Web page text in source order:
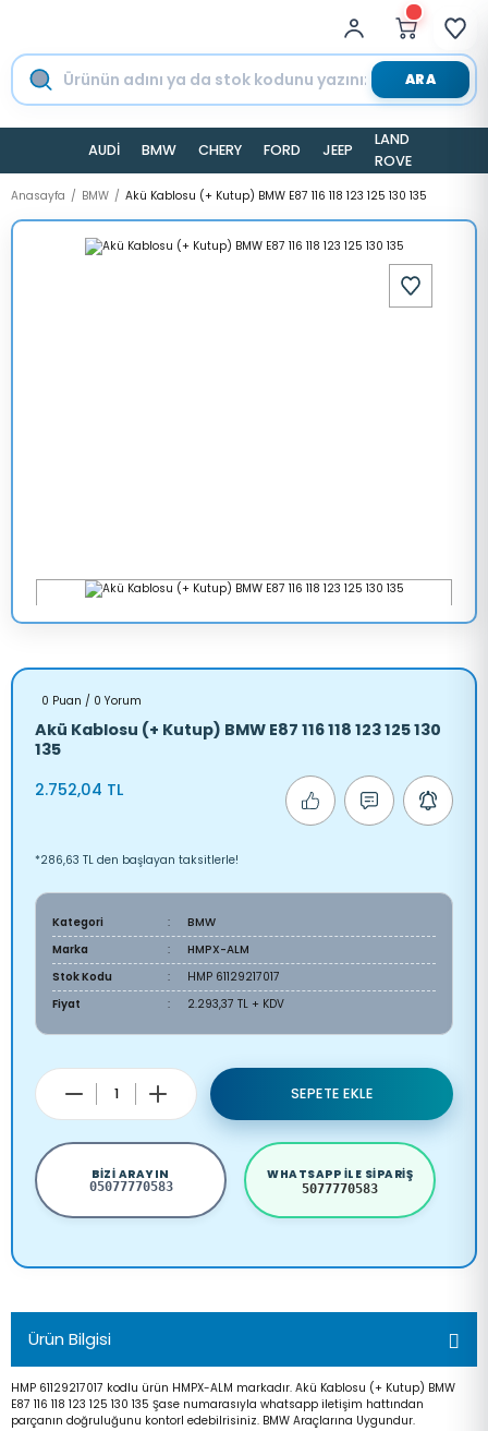
ARA
AUDİ BMW CHERY FORD JEEP
LAND
ROVER
Anasayfa BMW Akü Kablosu (+ Kutup) BMW E87 116 118 123 125 130 135
0 Puan / 0 Yorum
Akü Kablosu (+ Kutup) BMW E87 116 118 123 125 130
135
2.752,04 TL
*286,63 TL den başlayan taksitlerle!
Kategori
BMW
Marka
HMPX-ALM
Stok Kodu
HMP 61129217017
Fiyat
2.293,37 TL + KDV
SEPETE EKLE
BIZI ARAYIN
05077770583
WHATSAPP ILE SIPARIŞ
5077770583
Ürün Bilgisi
HMP 61129217017 kodlu ürün HMPX-ALM markadır. Akü Kablosu (+ Kutup) BMW
E87 116 118 123 125 130 135 Şase numarasıyla whatsapp iletişim hattından
parçanın doğruluğunu kontorl edebilrisiniz. BMW Araçlarına Uygundur.